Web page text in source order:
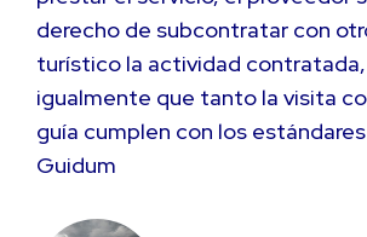
derecho de subcontratar con
turístico la actividad
igualmente que tanto la visita
guía cumplen con los
Guidum